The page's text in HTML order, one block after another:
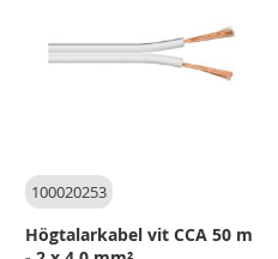
100020253
Högtalarkabel vit CCA 50 m